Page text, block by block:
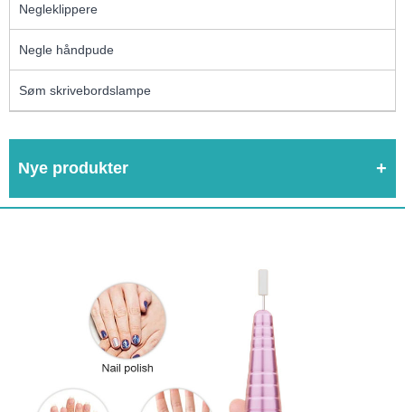
Negleklippere
Negle håndpude
Søm skrivebordslampe
Nye produkter